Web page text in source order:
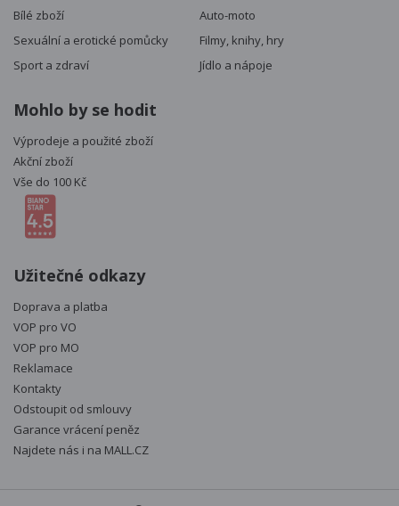
Bílé zboží
Auto-moto
Sexuální a erotické pomůcky
Filmy, knihy, hry
Sport a zdraví
Jídlo a nápoje
Mohlo by se hodit
Výprodeje a použité zboží
Akční zboží
Vše do 100 Kč
Užitečné odkazy
Doprava a platba
VOP pro VO
VOP pro MO
Reklamace
Kontakty
Odstoupit od smlouvy
Garance vrácení peněz
Najdete nás i na MALL.CZ